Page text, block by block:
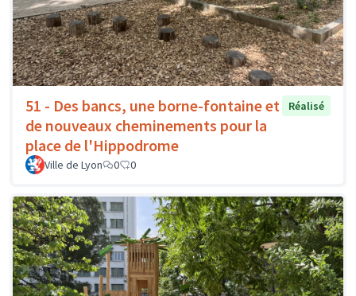
51 - Des bancs, une borne-fontaine et
de nouveaux cheminements pour la
place de l'Hippodrome
Réalisé
Ville de Lyon 0 0